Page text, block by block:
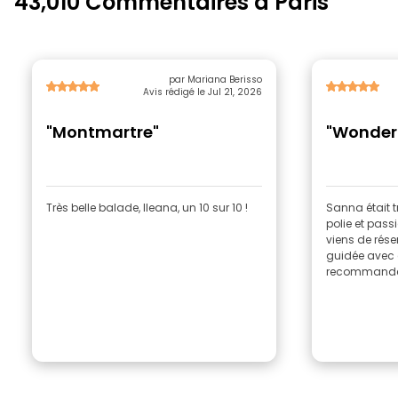
par Mariana Berisso
Avis rédigé le Jul 21, 2026
"Montmartre"
Très belle balade, Ileana, un 10 sur 10 !
Sanna était
polie et
viens de
guidée avec